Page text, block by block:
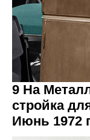
9 На
стройка
Июнь 1972